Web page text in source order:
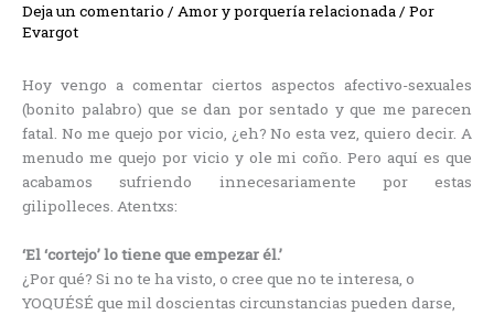
Deja un comentario / Amor y porquería relacionada/ Por
Evargot
Hoy vengo a comentar ciertos aspectos afectivo-sexuales
(bonito palabro) que se dan por sentado y que me parecen
fatal. No me quejo por vicio, ¿eh? No esta vez, quiero decir. A
menudo me quejo por vicio y ole mi coño. Pero aquí es que
acabamos sufriendo innecesariamente por estas
gilipolleces. Atentxs:
‘El ‘cortejo’ lo tiene que empezar él.’
¿Por qué? Si no te ha visto, o cree que no te interesa, o
YOQUÉSÉ que mil doscientas circunstancias pueden darse,